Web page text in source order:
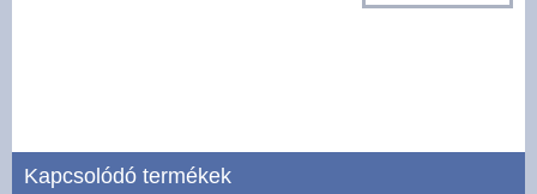
Galéria
Kapcsolódó termékek